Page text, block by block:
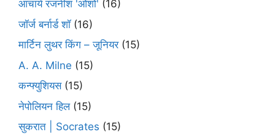
आचार्य रजनीश 'ओशो' (16)
जॉर्ज बर्नार्ड शॉ(16)
मार्टिन लुथर किंग – जूनियर(15)
A. A. Milne (15)
कन्फ्युशियस(15)
नेपोलियन हिल(15)
सुकरात | Socrates (15)